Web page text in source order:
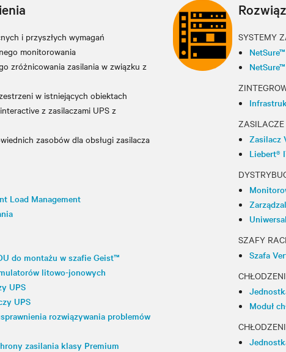
i przyszłych wymagań
monitorowania
zróżnicowania zasilania w związku z
w istniejących obiektach
z zasilaczami UPS z
zasobów dla obsługi zasilacza
Load Management
do montażu w szafie Geist™
litowo-jonowych
UPS
UPS
rozwiązywania problemów
zasilania klasy Premium
SYSTEMY
ZASILACZE
Zasilacz
Liebert®
SZAFY
Szafa
Moduł